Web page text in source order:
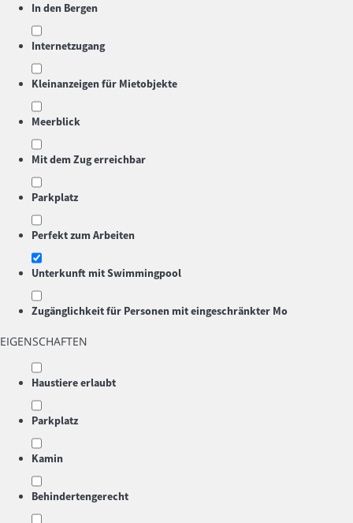
In den Bergen
Internetzugang
Kleinanzeigen für Mietobjekte
Meerblick
Mit dem Zug erreichbar
Parkplatz
Perfekt zum Arbeiten
Unterkunft mit Swimmingpool
Zugänglichkeit für Personen mit eingeschränkter Mo
EIGENSCHAFTEN
Haustiere erlaubt
Parkplatz
Kamin
Behindertengerecht